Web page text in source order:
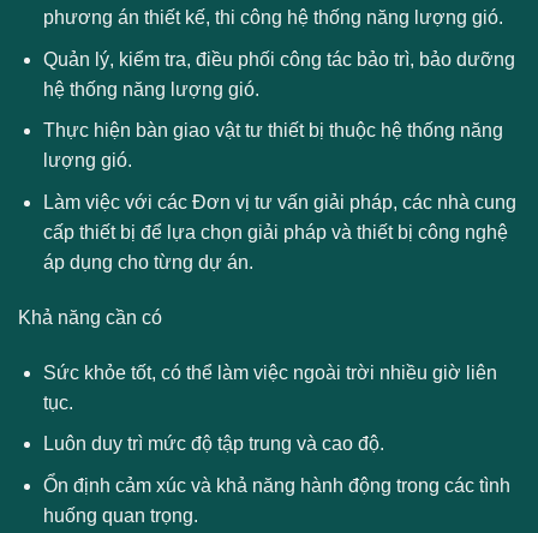
phương án thiết kế, thi công hệ thống năng lượng gió.
Quản lý, kiểm tra, điều phối công tác bảo trì, bảo dưỡng
hệ thống năng lượng gió.
Thực hiện bàn giao vật tư thiết bị thuộc hệ thống năng
lượng gió.
Làm việc với các Đơn vị tư vấn giải pháp, các nhà cung
cấp thiết bị để lựa chọn giải pháp và thiết bị công nghệ
áp dụng cho từng dự án.
Khả năng cần có
Sức khỏe tốt, có thể làm việc ngoài trời nhiều giờ liên
tục.
Luôn duy trì mức độ tập trung và cao độ.
Ổn định cảm xúc và khả năng hành động trong các tình
huống quan trọng.